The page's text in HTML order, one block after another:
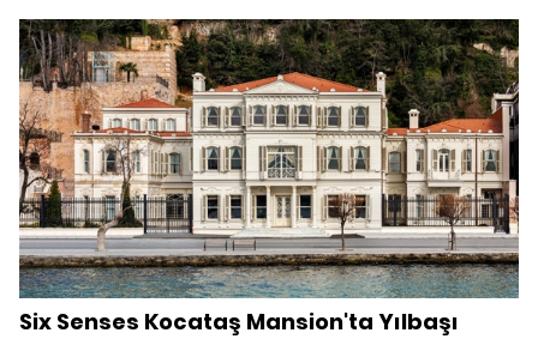
Six Senses Kocataş Mansion'ta Yılbaşı